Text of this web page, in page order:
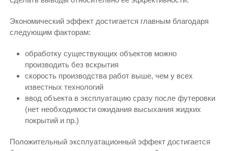
Экономический эффект достигается главным благодаря
следующим факторам:
обработку существующих объектов можно
производить без вскрытия
скорость производства работ выше, чем у всех
известных технологий
ввод объекта в эксплуатацию сразу после футеровки
(нет необходимости ожидания высыхания жидких
покрытий и пр.)
Положительный эксплуатационный эффект достигается